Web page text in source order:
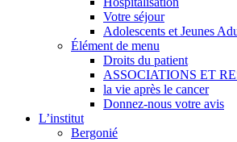
Votre séjour
Adolescents et Jeunes
Élément de menu
Droits du patient
ASSOCIATIONS ET
la vie après le cancer
Donnez-nous votre avis
L’institut
Bergonié